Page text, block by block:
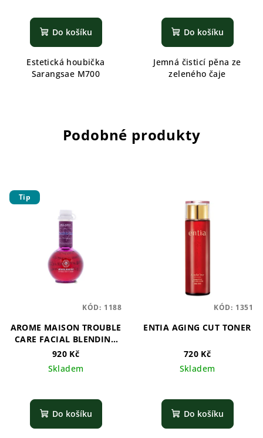
Do košíku
Estetická houbička
Sarangsae M700
Do košíku
Jemná čisticí pěna ze
zeleného čaje
Podobné produkty
Tip
AROME MAISON TROUBLE
CARE FACIAL BLENDING
OIL
920 Kč
Skladem
Do košíku
KÓD: 1188
ENTIA AGING CUT TONER
720 Kč
Skladem
Do košíku
KÓD: 1351